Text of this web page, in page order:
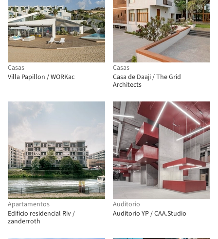
Casas
Villa Papillon / WORKac
Casas
Casa de Daaji / The Grid
Architects
Apartamentos
Edificio residencial Riv /
zanderroth
Auditorio
Auditorio YP / CAA.Studio